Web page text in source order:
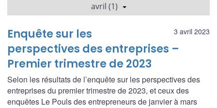
avril (1)
3 avril 2023
Enquête sur les
perspectives des entreprises –
Premier trimestre de 2023
Selon les résultats de l’enquête sur les perspectives des
entreprises du premier trimestre de 2023, et ceux des
enquêtes Le Pouls des entrepreneurs de janvier à mars